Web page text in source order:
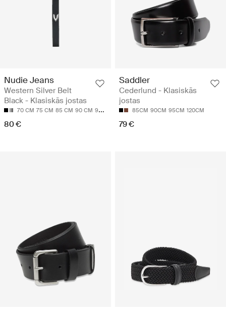
Nudie Jeans
Western Silver Belt
Black - Klasiskās jostas
70 CM 75 CM 85 CM 90 CM 95 CM
80 €
Saddler
Cederlund - Klasiskās
jostas
85CM 90CM 95CM 120CM
79 €